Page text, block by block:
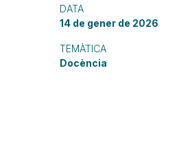
DATA
14 de gener de 2026
TEMÀTICA
Docència